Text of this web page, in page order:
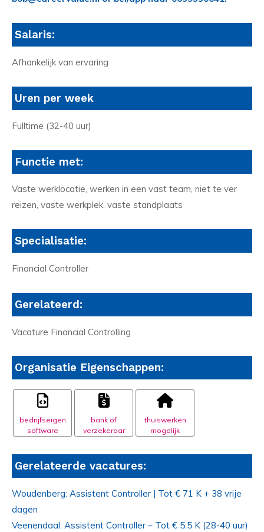
Salaris:
Afhankelijk van ervaring
Uren per week
Fulltime (32-40 uur)
Functie met:
Vaste werklocatie, werken in een vast team, niet te ver
reizen, vaste werkplek, vaste standplaats
Specialisatie:
Financial Controller
Gerelateerd:
Vacature Financial Controlling
Organisatie Eigenschappen:
bedrijfseigen
software
bank of
verzekeraar
thuiswerken
mogelijk
Gerelateerde vacatures:
Woudenberg: Assistent Controller | Tot € 71 K + 38 vrije
dagen
Veenendaal: Assistent Controller – Tot € 5.5 K (28-40 uur)